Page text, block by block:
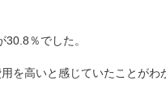
％でした。
を高いと感じていたことがわ